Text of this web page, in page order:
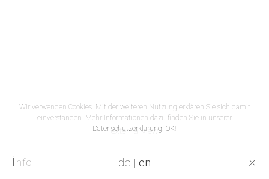
external view
Wir verwenden Cookies. Mit der weiteren Nutzung erklären Sie sich damit
einverstanden. Mehr Informationen dazu finden Sie in unserer
Datenschutzerklärung. OK!
i de | en ×